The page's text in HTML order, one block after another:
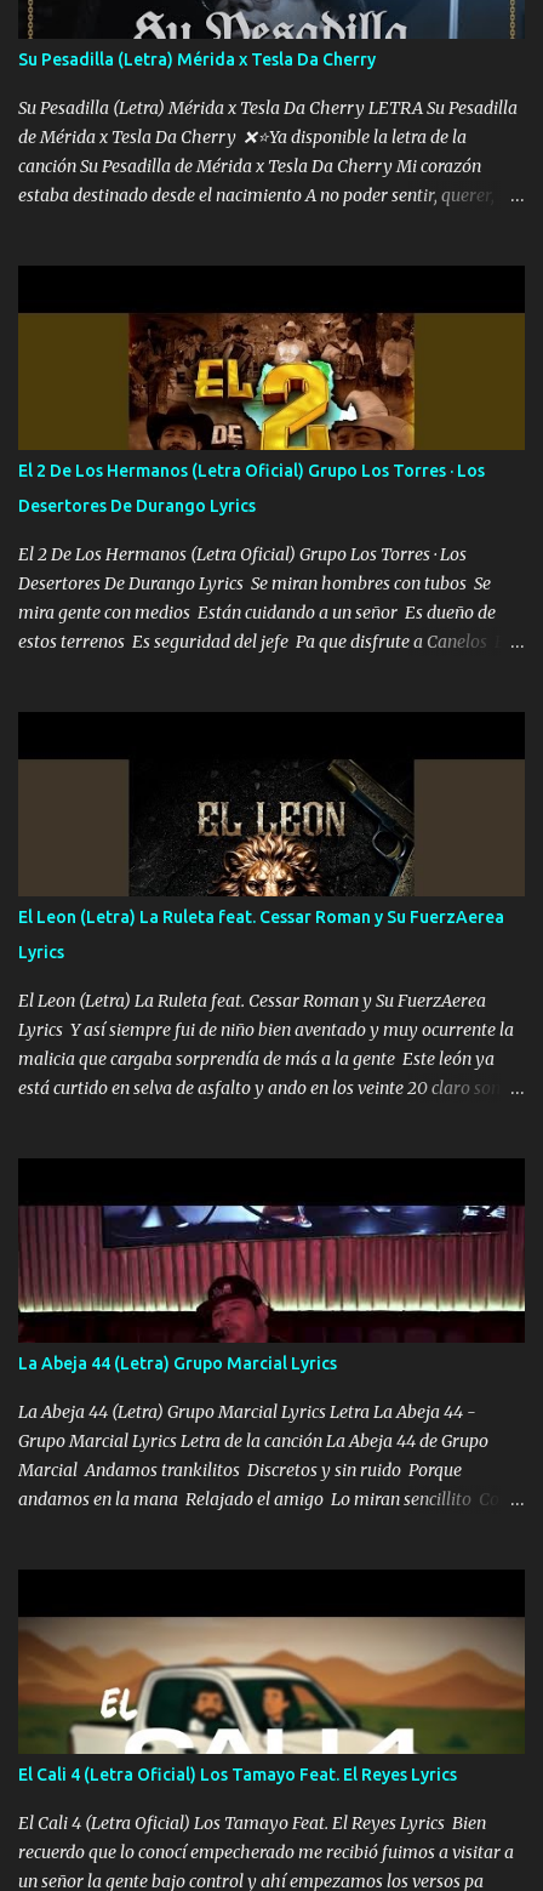
traigo El chiste es que hago lo que quiero pues así soy me mandó
yo tengo el control a todos yo les paro el dedo soy hocicon un
malcriado un malandrón Que Les importa no saben nada falsas
las risas las que me miran hay gente corriente no quieren ve...
Su Pesadilla (Letra) Mérida x Tesla Da Cherry
Su Pesadilla (Letra) Mérida x Tesla Da Cherry LETRA Su Pesadilla
de Mérida x Tesla Da Cherry ❌⭐Ya disponible la letra de la
canción Su Pesadilla de Mérida x Tesla Da Cherry Mi corazón
estaba destinado desde el nacimiento A no poder sentir, querer,
algunas que no lo entiendan Porque ahora soy su pesadilla, lo sé
Soy yo la octava maravilla, no lo niegues Tengo de rodillas a otras
cien Y por más que quieran no me detienen Soy yo la mente que
más brilla, lo ves Pa' mi la vida es tan sencilla No lo entenderías en
tu vida, y está bien Porque lo que tengo nadie lo tiene Una me está
escribiendo y la otra me va a llamar Quiere que vaya a verla y que
la invite a cenar Otras más me están pidiendo que las saque a
bailar Pero es que tengo un par de conciertos más que llenar Se
mueven solo por el interés P...
El 2 De Los Hermanos (Letra Oficial) Grupo Los Torres · Los
Desertores De Durango Lyrics
El 2 De Los Hermanos (Letra Oficial) Grupo Los Torres · Los
Desertores De Durango Lyrics Se miran hombres con tubos Se
mira gente con medios Están cuidando a un señor Es dueño de
estos terrenos Es seguridad del jefe Pa que disfrute a Canelos Es
ni tampoco las mujeres porque es platica de grandes por eso hay
que estar alegres doy las instrucciones para atender los deberes
Música Si es que salta algún problema de confianza tengo gente
ahí está el Hombre Cuarenta y también Pariente 7 arreglan
cualquier problema no más es cuestión que ordené NOS HACE
FALTA UN HERMANO DE CLAVE ERA EL 24 SIEMPRE FUE UN
HOMBRE VALIENTE POR ALGO M'URIÓ PELEAND0 SIEMPRE
VIO POR LA FAMILIA PARA QUE SIGA EL LEGADO Es el DOS de
los HERMANOS un cerebro inteligente y com...
El Leon (Letra) La Ruleta feat. Cessar Roman y Su FuerzAerea
Lyrics
El Leon (Letra) La Ruleta feat. Cessar Roman y Su FuerzAerea
Lyrics Y así siempre fui de niño bien aventado y muy ocurrente la
malicia que cargaba sorprendía de más a la gente Este león ya
está curtido en selva de asfalto y ando en los veinte 20 claro son
pa más pues hay charola les voy a dar hasta topar pues no hay de
otra Música Surcando bien mi camino voy por mi línea no veo a
los lados aquel que no corre vuela no se me duerm voy chicoteado
Ya pasé varias hazañas ya tienen rato que me agarran el colmillo
de este León los estatales no sé esperaron Al tiro esta la PrimiZa
también la nueve que cargo al lado doy la mano al que su amigo y
al traicionero damos pa abajo Y No me paran aquí hay pa más
pues hay charola les voy a dar hasta topar pues no hay de otra...
La Abeja 44 (Letra) Grupo Marcial Lyrics
La Abeja 44 (Letra) Grupo Marcial Lyrics Letra La Abeja 44 -
Grupo Marcial Lyrics Letra de la canción La Abeja 44 de Grupo
Marcial Andamos trankilitos Discretos y sin ruido Porque
andamos en la mana Relajado el amigo Lo miran sencillito Con
coronamos Se jala los marciales Y sus guitarras ya van sonando
Un gallardo me prendo Para agarrar el vuelo y la mente y
tranquilizando Tomense un buen trago Y así es como empezamos
los versos que voy cantando (Music) A vido alta y bajas La carreta
se atora Pero nunca le aflojamos Ya me han pasado cosas Y
aunque ustedes no sepan Pero la vida es muy corta Hay que
echarle chingazos Y seguir trabajando porque nada es...
El Cali 4 (Letra Oficial) Los Tamayo Feat. El Reyes Lyrics
El Cali 4 (Letra Oficial) Los Tamayo Feat. El Reyes Lyrics Bien
recuerdo que lo conocí empecherado me recibió fuimos a visitar a
un señor la gente bajo control y ahí empezamos los versos pa